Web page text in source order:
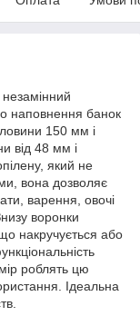
наповнення банок
150 мм і
від 48 мм і
який не
вона дозволяє
варення, овочі
воронки
накручується або
роблять цю
Ідеальна